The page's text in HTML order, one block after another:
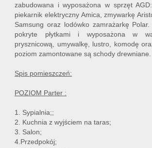
zabudowana i wyposażona w sprzęt
piekarnik elektryczny Amica, zmywarkę
Samsung oraz lodówko zamrażarkę Polar.
pokryte płytkami i wyposażona w
prysznicową, umywalkę, lustro, komodę
poziom zamontowane są schody drewniane.
Spis pomieszczeń:
POZIOM Parter :
1. Sypialnia;;
2. Kuchnia z wyjściem na taras;
3. Salon;
4.Przedpokój;